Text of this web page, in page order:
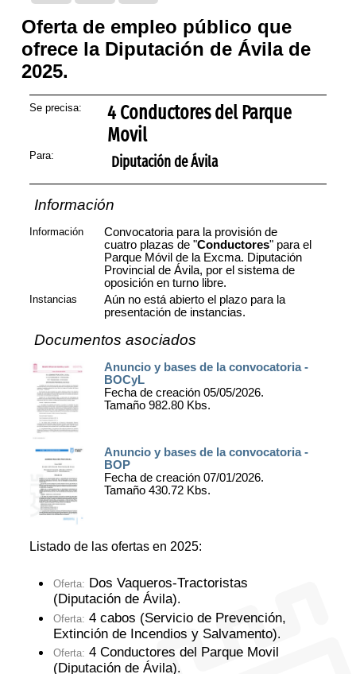
Oferta de empleo público que
ofrece la Diputación de Ávila de
2025.
Se precisa:
4 Conductores del Parque
Movil
Para: Diputación de Ávila
Información
Información
Convocatoria para la provisión de
cuatro plazas de "Conductores" para el
Parque Móvil de la Excma. Diputación
Provincial de Ávila, por el sistema de
oposición en turno libre.
Instancias
Aún no está abierto el plazo para la
presentación de instancias.
Documentos asociados
Anuncio y bases de la convocatoria -
BOCyL
Fecha de creación 05/05/2026.
Tamaño 982.80 Kbs.
Anuncio y bases de la convocatoria -
BOP
Fecha de creación 07/01/2026.
Tamaño 430.72 Kbs.
Listado de las ofertas en 2025:
Oferta: Dos Vaqueros-Tractoristas
(Diputación de Ávila).
Oferta: 4 cabos (Servicio de Prevención,
Extinción de Incendios y Salvamento).
Oferta: 4 Conductores del Parque Movil
(Diputación de Ávila).